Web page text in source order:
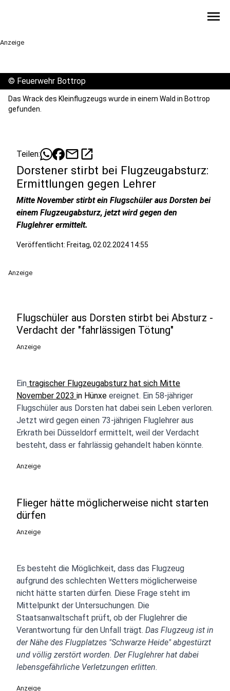
menu
Anzeige
© Feuerwehr Bottrop
Das Wrack des Kleinflugzeugs wurde in einem Wald in Bottrop
gefunden.
Teilen: mailopen_in_new
Dorstener stirbt bei Flugzeugabsturz:
Ermittlungen gegen Lehrer
Mitte November stirbt ein Flugschüler aus Dorsten bei
einem Flugzeugabsturz, jetzt wird gegen den
Fluglehrer ermittelt.
Veröffentlicht: Freitag, 02.02.2024 14:55
Anzeige
Flugschüler aus Dorsten stirbt bei Absturz -
Verdacht der "fahrlässigen Tötung"
Anzeige
Ein tragischer Flugzeugabsturz hat sich Mitte
November 2023 in Hünxe ereignet. Ein 58-jähriger
Flugschüler aus Dorsten hat dabei sein Leben verloren.
Jetzt wird gegen einen 73-jährigen Fluglehrer aus
Erkrath bei Düsseldorf ermittelt, weil der Verdacht
besteht, dass er fahrlässig gehandelt haben könnte.
Anzeige
Flieger hätte möglicherweise nicht starten
dürfen
Anzeige
Es besteht die Möglichkeit, dass das Flugzeug
aufgrund des schlechten Wetters möglicherweise
nicht hätte starten dürfen. Diese Frage steht im
Mittelpunkt der Untersuchungen. Die
Staatsanwaltschaft prüft, ob der Fluglehrer die
Verantwortung für den Unfall trägt. Das Flugzeug ist in
der Nähe des Flugplatzes "Schwarze Heide" abgestürzt
und völlig zerstört worden. Der Fluglehrer hat dabei
lebensgefährliche Verletzungen erlitten.
Anzeige